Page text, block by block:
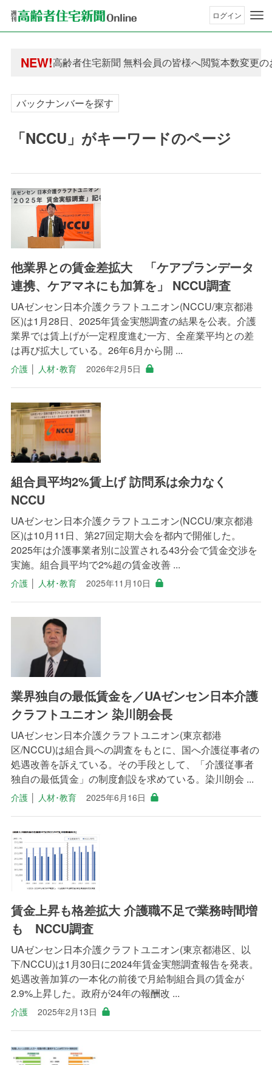
ログイン
NEW!高齢者住宅新聞 無料会員の皆様へ閲覧本数変更
年間購読制度変更のお知らせ
バックナンバーを探す
「NCCU」がキーワードのページ
他業界との賃金差拡大 「ケアプランデータ
連携、ケアマネにも加算を」 NCCU調査
UAゼンセン日本介護クラフトユニオン(NCCU/東京都港
区)は1月28日、2025年賃金実態調査の結果を公表。介護
業界では賃上げが一定程度進む一方、全産業平均との差
は再び拡大している。26年6月から開 ...
介護│ 人材･教育 2026年2月5日
組合員平均2%賃上げ 訪問系は余力なく
NCCU
UAゼンセン日本介護クラフトユニオン(NCCU/東京都港
区)は10月11日、第27回定期大会を都内で開催した。
2025年は介護事業者別に設置される43分会で賃金交渉を
実施。組合員平均で2%超の賃金改善 ...
介護│ 人材･教育 2025年11月10日
業界独自の最低賃金を／UAゼンセン日本介護
クラフトユニオン 染川朗会長
UAゼンセン日本介護クラフトユニオン(東京都港
区/NCCU)は組合員への調査をもとに、国へ介護従事者の
処遇改善を訴えている。その手段として、「介護従事者
独自の最低賃金」の制度創設を求めている。染川朗会 ...
介護│ 人材･教育 2025年6月16日
賃金上昇も格差拡大 介護職不足で業務時間増
も NCCU調査
UAゼンセン日本介護クラフトユニオン(東京都港区、以
下/NCCU)は1月30日に2024年賃金実態調査報告を発表。
処遇改善加算の一本化の前後で月給制組合員の賃金が
2.9%上昇した。政府が24年の報酬改 ...
介護 2025年2月13日